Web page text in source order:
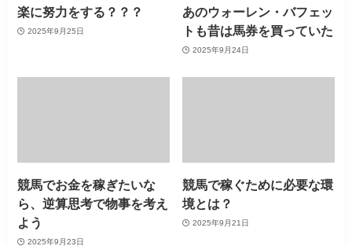
楽に努力をする？？？
2025年9月25日
あのウォーレン・バフェッ
トも昔は馬券を買っていた
2025年9月24日
競馬でお金を稼ぎたいな
ら、逆算思考で物事を考え
よう
2025年9月23日
競馬で稼ぐために必要な環
境とは？
2025年9月21日